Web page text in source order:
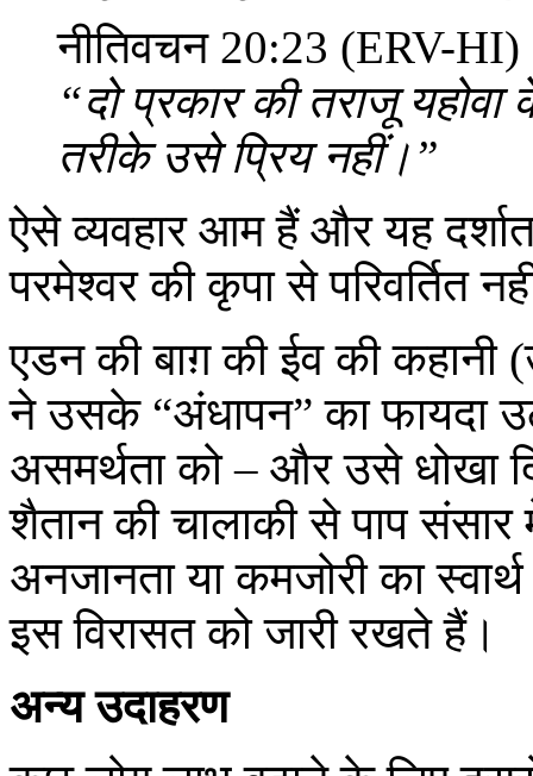
नीतिवचन 20:23 (ERV-HI)
“दो प्रकार की तराजू
तरीके उसे प्रिय नहीं।”
ऐसे व्यवहार आम हैं और यह
परमेश्वर की कृपा से परिवर्तित
एडन की बाग़ की ईव की कहानी
ने उसके “अंधापन” का फायदा
असमर्थता को – और उसे धोखा
शैतान की चालाकी से पाप
अनजानता या कमजोरी का
इस विरासत को जारी रखते हैं।
अन्य उदाहरण